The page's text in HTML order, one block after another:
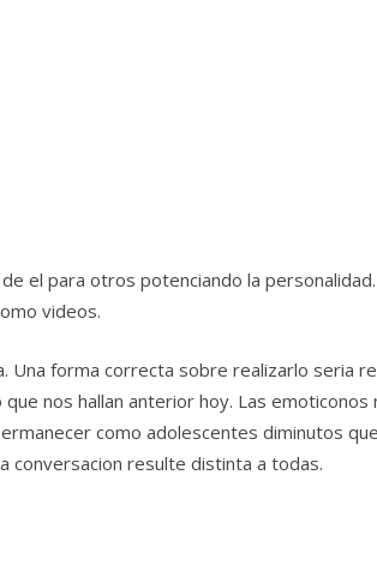
el para otros potenciando la personalidad.
videos.
forma correcta sobre realizarlo seria
nos hallan anterior hoy. Las emoticonos
como adolescentes diminutos que
conversacion resulte distinta a todas.